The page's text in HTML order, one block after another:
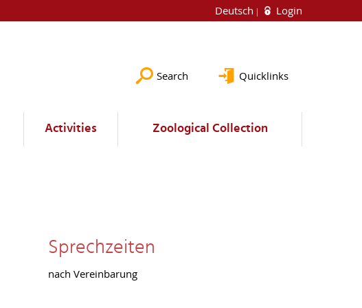
Deutsch Login
Search Quicklinks
Activities Zoological Collection
Sprechzeiten
nach Vereinbarung